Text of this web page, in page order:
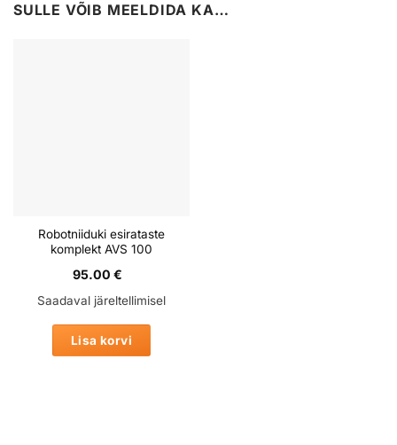
SULLE VÕIB MEELDIDA KA…
Robotniiduki esirataste
komplekt AVS 100
95.00 €
Saadaval järeltellimisel
Lisa korvi